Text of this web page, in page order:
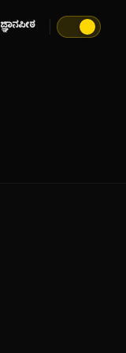
ಜ್ಞಾನಪೀಠ